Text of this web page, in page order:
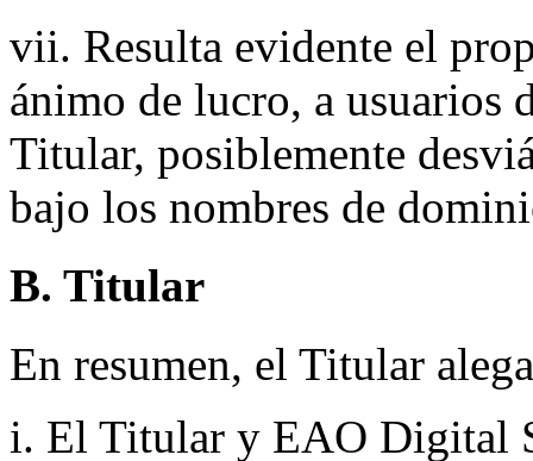
vii. Resulta evidente el
ánimo de lucro, a usuarios
Titular, posiblemente
bajo los nombres de
B. Titular
En resumen, el Titular
i. El Titular y EAO Digital